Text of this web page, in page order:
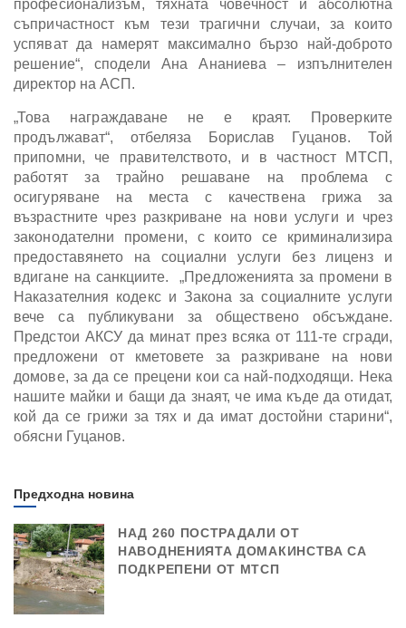
професионализъм, тяхната човечност и абсолютна
съпричастност към тези трагични случаи, за които
успяват да намерят максимално бързо най-доброто
решение“, сподели Ана Ананиева – изпълнителен
директор на АСП.
„Това награждаване не е краят. Проверките
продължават“, отбеляза Борислав Гуцанов. Той
припомни, че правителството, и в частност МТСП,
работят за трайно решаване на проблема с
осигуряване на места с качествена грижа за
възрастните чрез разкриване на нови услуги и чрез
законодателни промени, с които се криминализира
предоставянето на социални услуги без лиценз и
вдигане на санкциите. „Предложенията за промени в
Наказателния кодекс и Закона за социалните услуги
вече са публикувани за обществено обсъждане.
Предстои АКСУ да минат през всяка от 111-те сгради,
предложени от кметовете за разкриване на нови
домове, за да се прецени кои са най-подходящи. Нека
нашите майки и бащи да знаят, че има къде да отидат,
кой да се грижи за тях и да имат достойни старини“,
обясни Гуцанов.
Предходна новина
НАД 260 ПОСТРАДАЛИ ОТ
НАВОДНЕНИЯТА ДОМАКИНСТВА СА
ПОДКРЕПЕНИ ОТ МТСП